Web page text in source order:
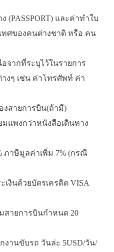
(PASSPORT) และค่าทำใบ
ทศของคนต่างชาติ หรือ คน
จากที่ระบุไว้ในรายการ
งๆ เช่น ค่าโทรศัพท์ ค่า
สายการบิน(ถ้ามี)
แพงกว่าหนังสือเดินทาง
ภาษีมูลค่าเพิ่ม 7% (กรณี
เงินด้วยบัตรเครดิต VISA
สายการบินกำหนด 20
านขับรถ วันล่ะ 5USD/วัน/